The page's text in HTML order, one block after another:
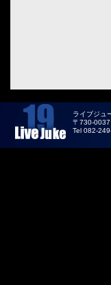
ライブジュ
〒730-
Tel 082-